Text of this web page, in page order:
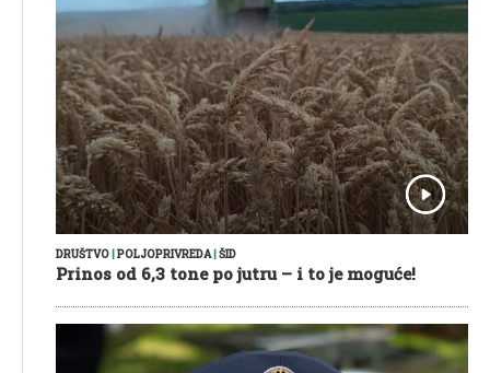
DRUŠTVO POLJOPRIVREDA| ŠID
Prinos od 6,3 tone po jutru – i to je moguće!